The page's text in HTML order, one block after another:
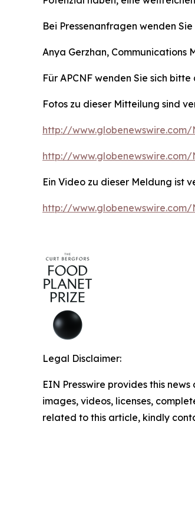
Bei Pressenanfragen wenden
Anya Gerzhan, Communications
Für APCNF wenden Sie sich bitte
Fotos zu dieser Mitteilung sind
http://
http://www.globenewswire.com/
Ein Video zu dieser Meldung ist
http://
Legal Disclaimer:
EIN Presswire provides this
images, videos, licenses,
related to this article, kindly